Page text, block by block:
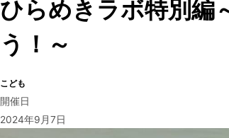
ひらめきラボ特別編
う！～
こども
開催日
2024年9月7日